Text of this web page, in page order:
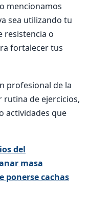
mencionamos
sea utilizando tu
resistencia o
fortalecer tus
profesional de la
rutina de ejercicios,
actividades que
del
masa
ponerse cachas